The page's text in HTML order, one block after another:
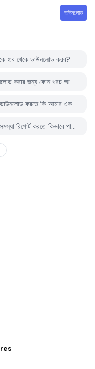
ডাউনলোড
হাব থেকে ডাউনলোড করব?
পিজিয়ার এপিকে হাবে Rise of Dragons ডাউনলোড করার জন্য কোন খরচ আছে?
পিজিয়ার এপিকে হাব থেকে Rise of Dragons ডাউনলোড করতে কি আমার একটি অ্যাকাউন্ট দরকার?
পিজিয়ার এপিকে হাব থেকে Rise of Dragons সমস্যা রিপোর্ট করতে কিভাবে পারি?